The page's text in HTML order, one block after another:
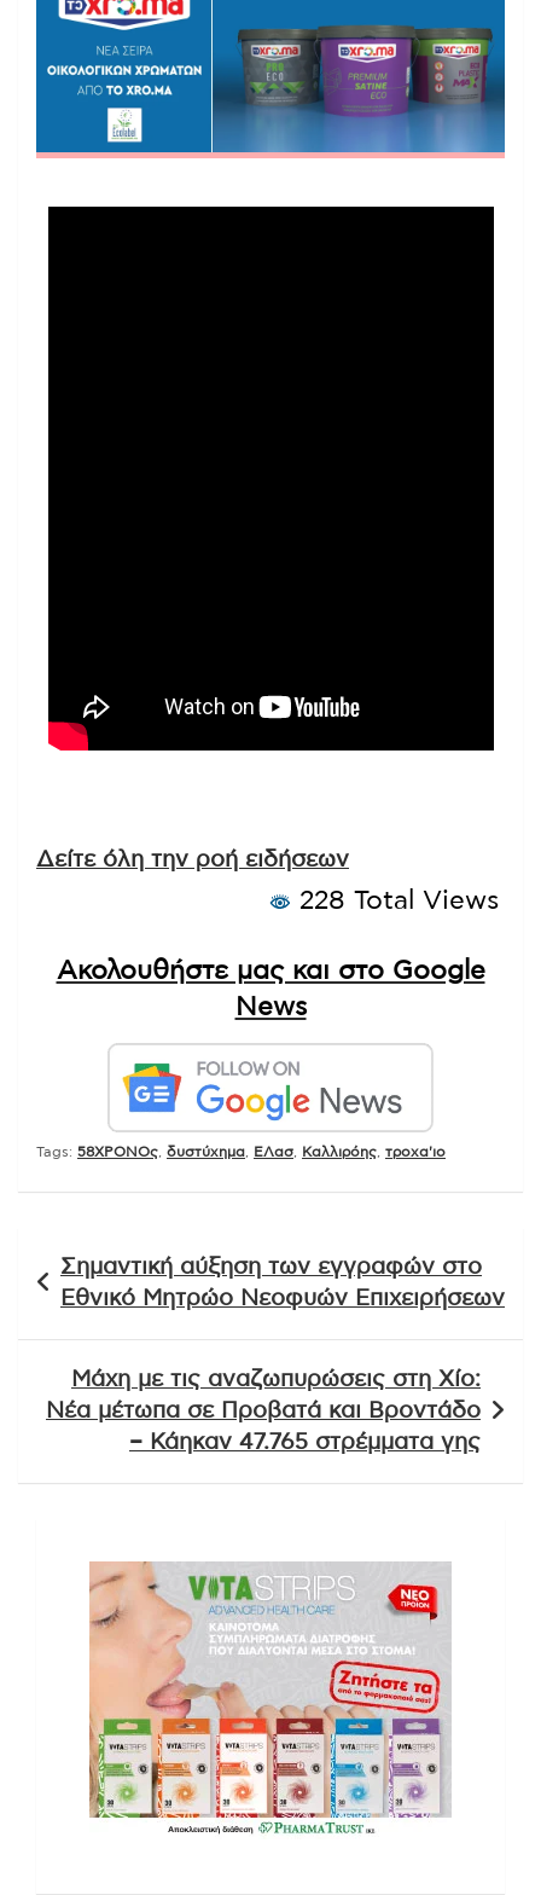
Δείτε όλη την ροή ειδήσεων
228 Total Views
Ακολουθήστε μας και στο Google
News
Tags: 58ΧΡΟΝΟς δυστύχημα ΕΛασ Καλλιρόης τροχα'ιο
άρθρων
Σημαντική αύξηση των εγγραφών στο
Εθνικό Μητρώο Νεοφυών Επιχειρήσεων
Μάχη με τις αναζωπυρώσεις στη Χίο:
Νέα μέτωπα σε Προβατά και Βροντάδο
– Κάηκαν 47.765 στρέμματα γης